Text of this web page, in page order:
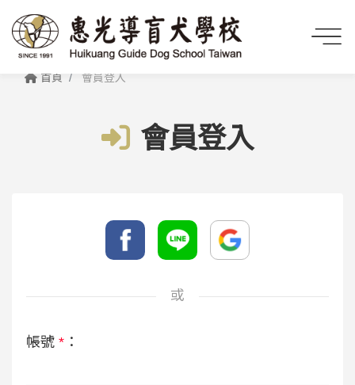
首頁 會員登入
會員登入
或
帳號 * ：